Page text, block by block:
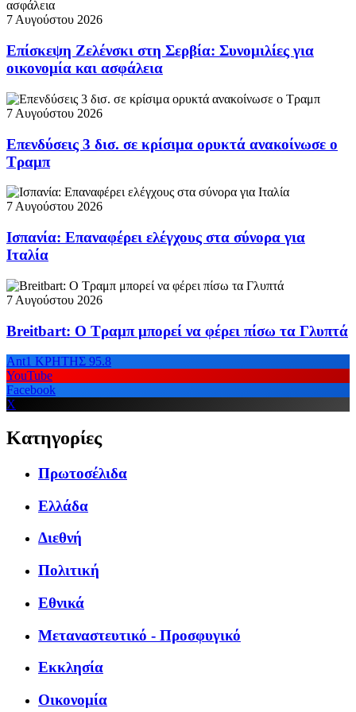
7 Αυγούστου 2026
Επίσκεψη Ζελένσκι στη Σερβία: Συνομιλίες για
οικονομία και ασφάλεια
7 Αυγούστου 2026
Επενδύσεις 3 δισ. σε κρίσιμα ορυκτά ανακοίνωσε ο
Τραμπ
7 Αυγούστου 2026
Ισπανία: Επαναφέρει ελέγχους στα σύνορα για
Ιταλία
7 Αυγούστου 2026
Breitbart: Ο Τραμπ μπορεί να φέρει πίσω τα Γλυπτά
Ant1 ΚΡΗΤΗΣ 95.8
YouTube
Facebook
X
Κατηγορίες
Πρωτοσέλιδα
Ελλάδα
Διεθνή
Πολιτική
Εθνικά
Μεταναστευτικό - Προσφυγικό
Εκκλησία
Οικονομία